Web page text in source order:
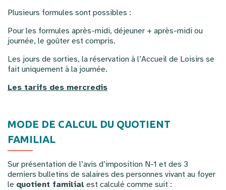
Plusieurs formules sont possibles :
Pour les formules après-midi, déjeuner + après-midi ou
journée, le goûter est compris.
Les jours de sorties, la réservation à l’Accueil de Loisirs se
fait uniquement à la journée.
Les tarifs des mercredis
MODE DE CALCUL DU QUOTIENT
FAMILIAL
Sur présentation de l’avis d’imposition N-1 et des 3
derniers bulletins de salaires des personnes vivant au foyer
le quotient familial est calculé comme suit :